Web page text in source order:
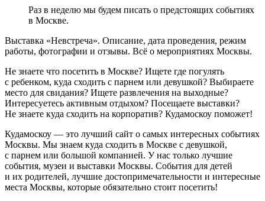
Раз в неделю мы будем писать о предстоящих событиях
в Москве.
Выставка «Невстреча». Описание, дата проведения, режим
работы, фотографии и отзывы. Всё о мероприятиях Москвы.
Не знаете что посетить в Москве? Ищете где погулять
с ребенком, куда сходить с парнем или девушкой? Выбираете
место для свидания? Ищете развлечения на выходные?
Интересуетесь активным отдыхом? Посещаете выставки?
Не знаете куда сходить на корпоратив? Кудамоскоу поможет!
Кудамоскоу — это лучший сайт о самых интересных событиях
Москвы. Мы знаем куда сходить в Москве с девушкой,
с парнем или большой компанией. У нас только лучшие
события, музеи и выставки Москвы. События для детей
и их родителей, лучшие достопримечательности и интересные
места Москвы, которые обязательно стоит посетить!